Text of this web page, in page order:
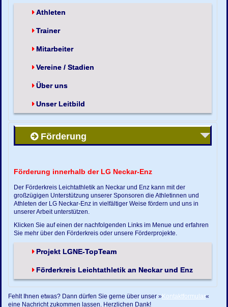
Athleten
Trainer
Mitarbeiter
Vereine / Stadien
Über uns
Unser Leitbild
Förderung
Förderung innerhalb der LG Neckar-Enz
Der Förderkreis Leichtathletik an Neckar und Enz kann mit der
großzügigen Unterstützung unserer Sponsoren die Athletinnen und
Athleten der LG Neckar-Enz in vielfältiger Weise fördern und uns in
unserer Arbeit unterstützen.
Klicken Sie auf einen der nachfolgenden Links im Menue und erfahren
Sie mehr über den Förderkreis oder unsere Förderprojekte.
Projekt LGNE-TopTeam
Förderkreis Leichtathletik an Neckar und Enz
Fehlt Ihnen etwas? Dann dürfen Sie gerne über unser »Kontaktformular«
eine Nachricht zukommen lassen. Herzlichen Dank!